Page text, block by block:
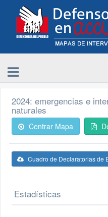
2024: emergencias e
naturales
Centrar Mapa
Cuadro de Declaratorias de
Estadísticas